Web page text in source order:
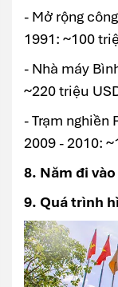
- Mở rộng
1991: ~100
- Nhà máy
~220 triệu
- Trạm nghiền
2009 - 2010:
8. Năm đi
9. Quá trình